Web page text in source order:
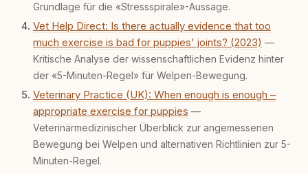
Grundlage für die «Stressspirale»-Aussage.
Vet Help Direct: Is there actually evidence that too
much exercise is bad for puppies' joints? (2023) —
Kritische Analyse der wissenschaftlichen Evidenz hinter
der «5-Minuten-Regel» für Welpen-Bewegung.
Veterinary Practice (UK): When enough is enough –
appropriate exercise for puppies —
Veterinärmedizinischer Überblick zur angemessenen
Bewegung bei Welpen und alternativen Richtlinien zur 5-
Minuten-Regel.